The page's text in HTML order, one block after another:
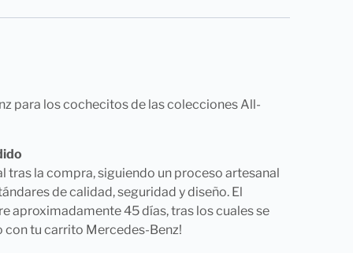
para los cochecitos de las colecciones All-
tras la compra, siguiendo un proceso artesanal
de calidad, seguridad y diseño. El
aproximadamente 45 días, tras los cuales se
con tu carrito Mercedes-Benz!